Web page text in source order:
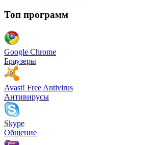
Топ программ
Google Chrome
Браузеры
Avast! Free Antivirus
Антивирусы
Skype
Общение